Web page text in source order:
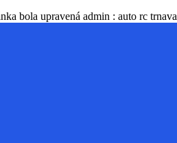
bola upravená admin : auto rc trnava